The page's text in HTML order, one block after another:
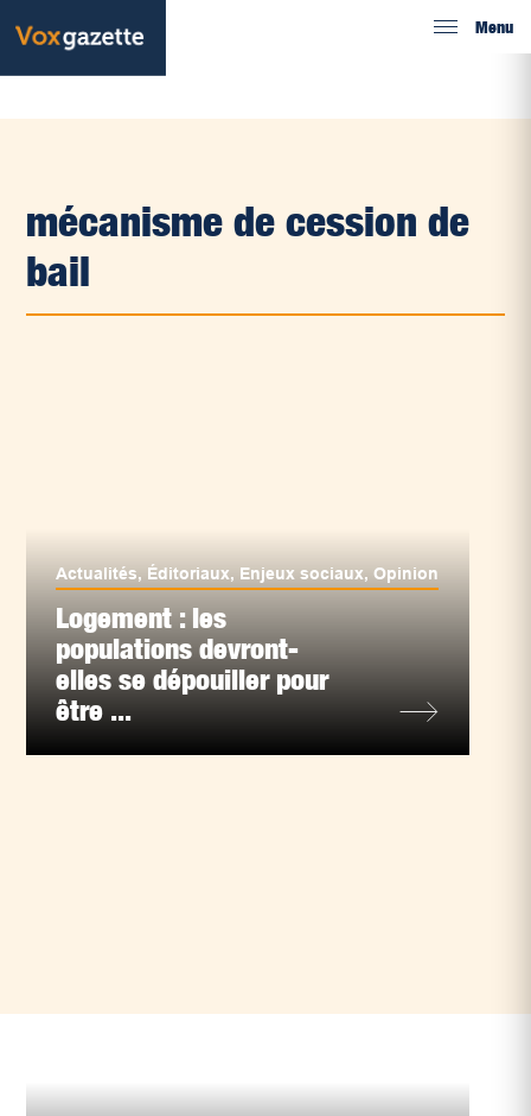
Menu
mécanisme de cession de
bail
Actualités, Éditoriaux, Enjeux sociaux,Opinion
Logement : les
populations devront-
elles se dépouiller pour
être ...